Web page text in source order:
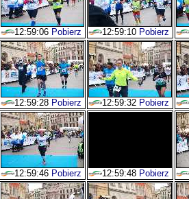
12:59:06 Pobierz 12:59:10 Pobierz
12:59:28 Pobierz 12:59:32 Pobierz
12:59:46 Pobierz 12:59:48 Pobierz